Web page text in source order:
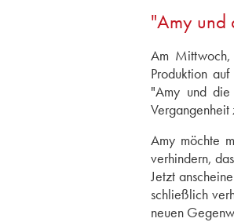
"Amy und
Am
Produktion
"Amy und
Vergangenheit
Amy möchte
verhindern,
Jetzt
schließlich
neuen